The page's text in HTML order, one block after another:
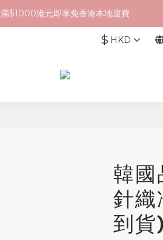
滿$1000港元即享免香港本地運費
$ HKD
韓
針
到貨)